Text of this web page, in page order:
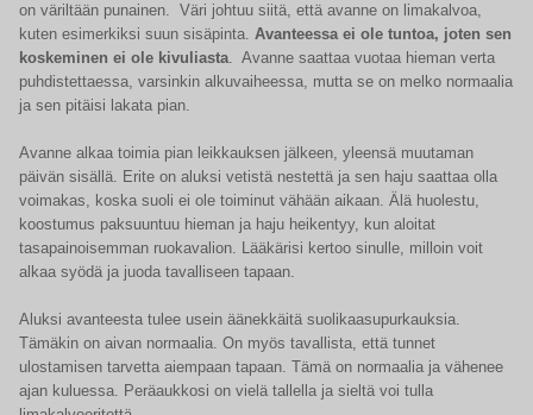
on väriltään punainen. Väri johtuu siitä, että avanne on limakalvoa,
kuten esimerkiksi suun sisäpinta. Avanteessa ei ole tuntoa, joten sen
koskeminen ei ole kivuliasta. Avanne saattaa vuotaa hieman verta
puhdistettaessa, varsinkin alkuvaiheessa, mutta se on melko normaalia
ja sen pitäisi lakata pian.
Avanne alkaa toimia pian leikkauksen jälkeen, yleensä muutaman
päivän sisällä. Erite on aluksi vetistä nestettä ja sen haju saattaa olla
voimakas, koska suoli ei ole toiminut vähään aikaan. Älä huolestu,
koostumus paksuuntuu hieman ja haju heikentyy, kun aloitat
tasapainoisemman ruokavalion. Lääkärisi kertoo sinulle, milloin voit
alkaa syödä ja juoda tavalliseen tapaan.
Aluksi avanteesta tulee usein äänekkäitä suolikaasupurkauksia.
Tämäkin on aivan normaalia. On myös tavallista, että tunnet
ulostamisen tarvetta aiempaan tapaan. Tämä on normaalia ja vähenee
ajan kuluessa. Peräaukkosi on vielä tallella ja sieltä voi tulla